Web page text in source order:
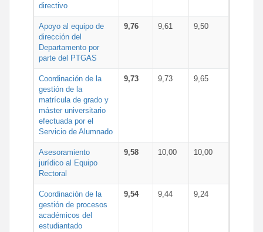
directivo
Apoyo al equipo de
dirección del
Departamento por
parte del PTGAS
9,76 9,61 9,50
Coordinación de la
gestión de la
matrícula de grado y
máster universitario
efectuada por el
Servicio de Alumnado
9,73 9,73 9,65
Asesoramiento
jurídico al Equipo
Rectoral
9,58 10,00 10,00
Coordinación de la
gestión de procesos
académicos del
estudiantado
9,54 9,44 9,24